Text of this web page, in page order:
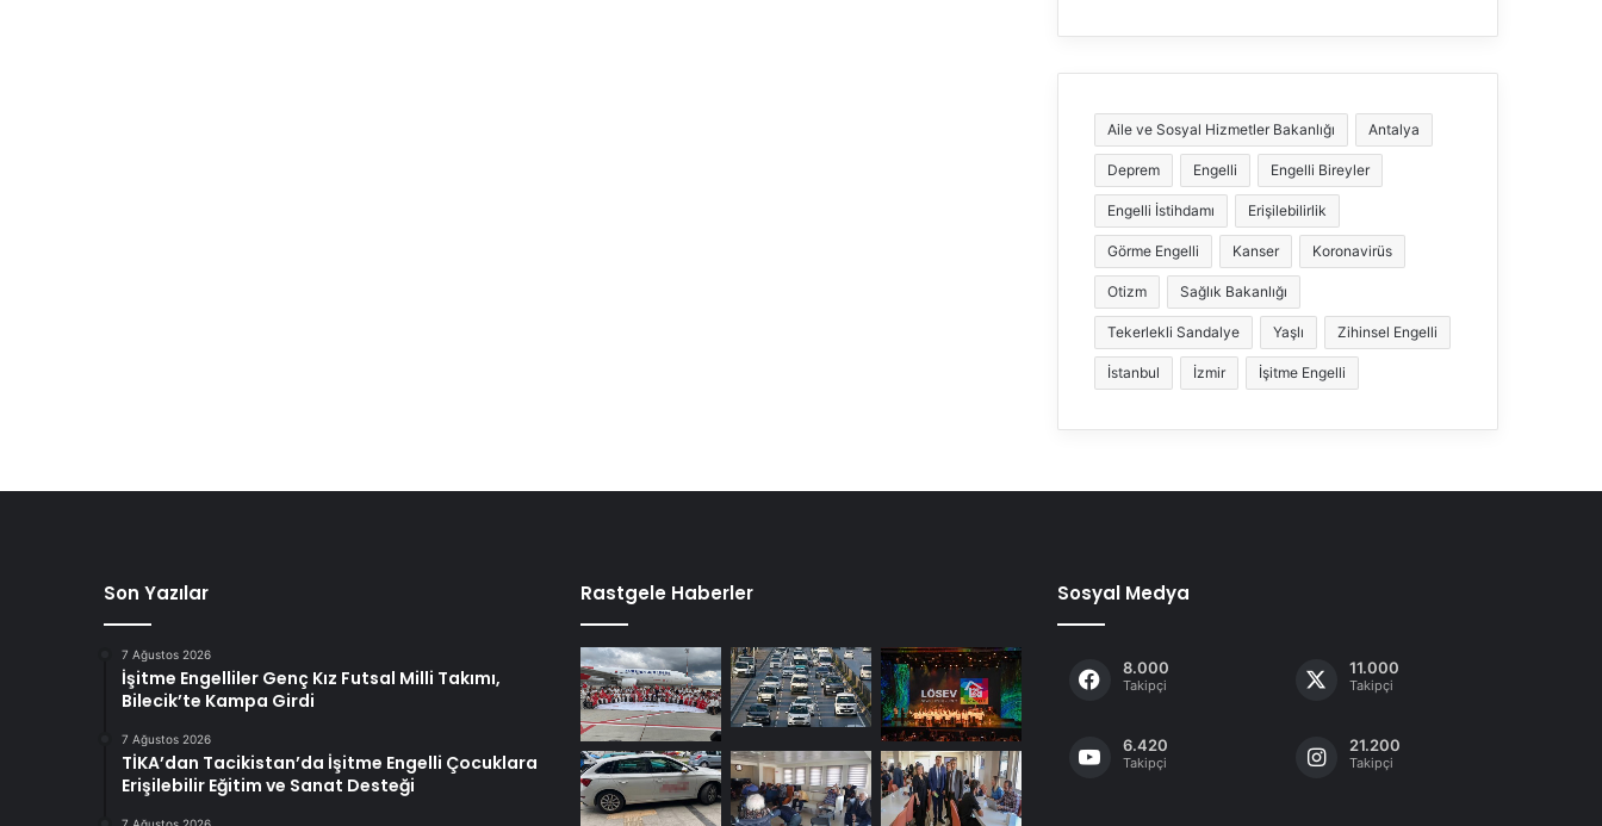
Aile ve Sosyal Hizmetler Bakanlığı Antalya
Deprem Engelli Engelli Bireyler
Engelli İstihdamı Erişilebilirlik
Görme Engelli Kanser Koronavirüs
Otizm Sağlık Bakanlığı
Tekerlekli Sandalye Yaşlı Zihinsel Engelli
İstanbul İzmir İşitme Engelli
Son Yazılar
7 Ağustos 2026
İşitme Engelliler Genç Kız Futsal Milli Takımı,
Bilecik’te Kampa Girdi
7 Ağustos 2026
TİKA’dan Tacikistan’da İşitme Engelli Çocuklara
Erişilebilir Eğitim ve Sanat Desteği
Rastgele Haberler Sosyal Medya
8.000
Takipçi
11.000
Takipçi
6.420
Takipçi
21.200
Takipçi